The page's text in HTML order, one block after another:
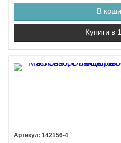
В
Купити в 1
142156-4